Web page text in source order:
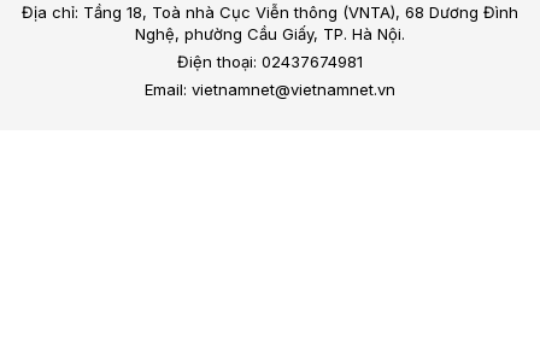
Địa chỉ: Tầng 18, Toà nhà Cục Viễn thông (VNTA), 68 Dương Đình
Nghệ, phường Cầu Giấy, TP. Hà Nội.
Điện thoại: 02437674981
Email: vietnamnet@vietnamnet.vn